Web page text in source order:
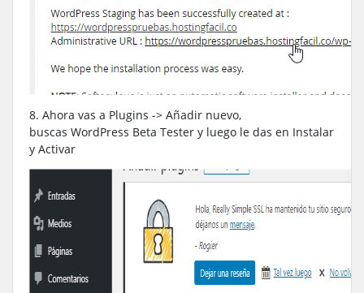
8. Ahora vas a Plugins -> Añadir nuevo,
buscas WordPress Beta Tester y luego le das en Instalar
y Activar